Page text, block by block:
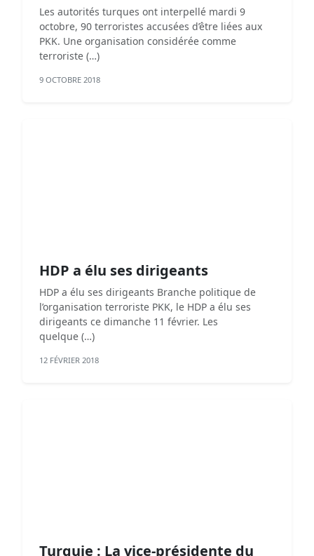
Les autorités turques ont interpellé mardi 9
octobre, 90 terroristes accusées d’être liées aux
PKK. Une organisation considérée comme
terroriste (…)
9 OCTOBRE 2018
HDP a élu ses dirigeants
HDP a élu ses dirigeants Branche politique de
l’organisation terroriste PKK, le HDP a élu ses
dirigeants ce dimanche 11 février. Les
quelque (…)
12 FÉVRIER 2018
Turquie : La vice-présidente du